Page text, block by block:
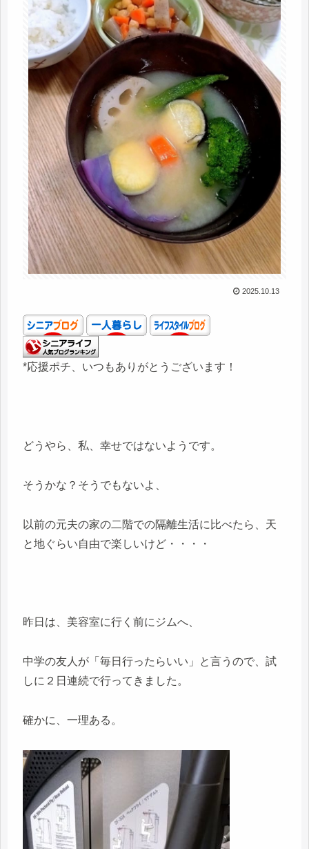
2025.10.13
*応援ポチ、いつもありがとうございます！
どうやら、私、幸せではないようです。
そうかな？そうでもないよ、
以前の元夫の家の二階での隔離生活に比べたら、天
と地ぐらい自由で楽しいけど・・・・
昨日は、美容室に行く前にジムへ、
中学の友人が「毎日行ったらいい」と言うので、試
しに２日連続で行ってきました。
確かに、一理ある。